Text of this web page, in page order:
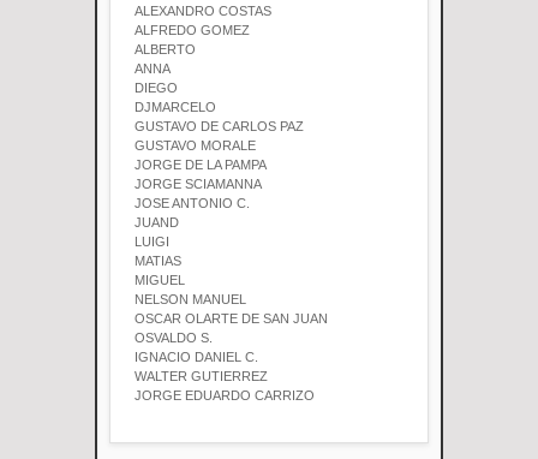
ALEXANDRO COSTAS
ALFREDO GOMEZ
ALBERTO
ANNA
DIEGO
DJMARCELO
GUSTAVO DE CARLOS PAZ
GUSTAVO MORALE
JORGE DE LA PAMPA
JORGE SCIAMANNA
JOSE ANTONIO C.
JUAND
LUIGI
MATIAS
MIGUEL
NELSON MANUEL
OSCAR OLARTE DE SAN JUAN
OSVALDO S.
IGNACIO DANIEL C.
WALTER GUTIERREZ
JORGE EDUARDO CARRIZO